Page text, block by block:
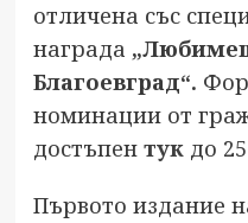
отличена със
награда
Благоевград“.
номинации от
достъпен тукдо
Първото издание